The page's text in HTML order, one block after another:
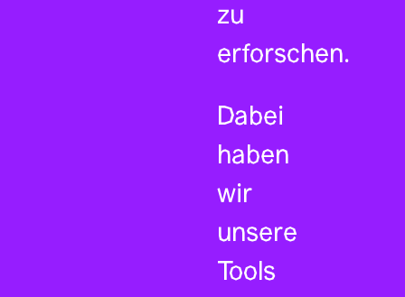
zu
erforschen.
Dabei
haben
wir
unsere
Tools